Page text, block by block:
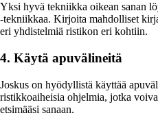
Yksi hyvä tekniikka oikean sanan
-tekniikkaa. Kirjoita mahdolliset
eri yhdistelmiä ristikon eri kohtiin.
4. Käytä apuvälineitä
Joskus on hyödyllistä käyttää
ristikkoaiheisia ohjelmia, jotka
etsimääsi sanaan.